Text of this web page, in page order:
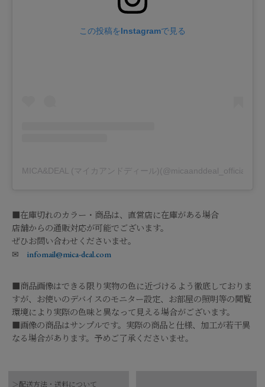
この投稿をInstagramで見る
MICA&DEAL (マイカアンドディール)(@micaanddeal_official)が
■在庫切れのカラー・商品は、直営店に在庫がある場合
店舗からの通販対応が可能でございます。
ぜひお問い合わせくださいませ。
✉infomail@mica-deal.com
■商品画像はできる限り実物の色に近づけるよう徹底しておりま
すが、お使いのデバイスのモニター設定、お部屋の照明等の閲覧
環境により実際の色味と異なって見える場合がございます。
■画像の商品はサンプルです。実際の商品と仕様、加工が若干異
なる場合があります。予めご了承くださいませ。
＞配送方法・送料について